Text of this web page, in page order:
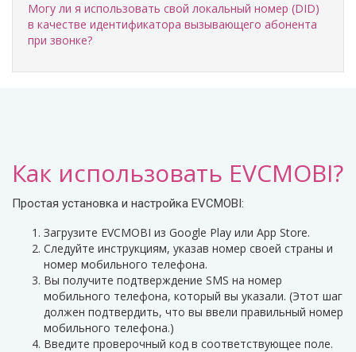
Могу ли я использовать свой локальный номер (DID)
в качестве идентификатора вызывающего абонента
при звонке?
Как использовать EVCMOBI?
Простая установка и настройка EVCMOBI:
Загрузите EVCMOBI из Google Play или App Store.
Следуйте инструкциям, указав номер своей страны и
номер мобильного телефона.
Вы получите подтверждение SMS на номер
мобильного телефона, который вы указали. (Этот шаг
должен подтвердить, что вы ввели правильный номер
мобильного телефона.)
Введите проверочный код в соответствующее поле.